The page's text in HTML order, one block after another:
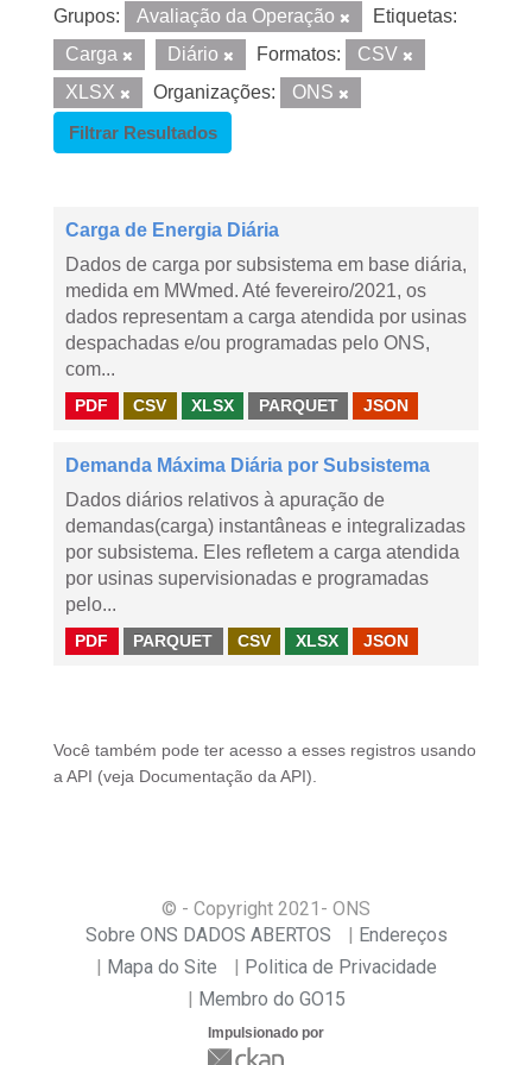
Grupos: Avaliação da Operação
Etiquetas:
Carga
Diário Formatos:
CSV
XLSX
Organizações:
ONS
Filtrar Resultados
Carga de Energia Diária
Dados de carga por subsistema em base diária,
medida em MWmed. Até fevereiro/2021, os
dados representam a carga atendida por usinas
despachadas e/ou programadas pelo ONS,
com...
PDF CSV XLSX PARQUET JSON
Demanda Máxima Diária por Subsistema
Dados diários relativos à apuração de
demandas(carga) instantâneas e integralizadas
por subsistema. Eles refletem a carga atendida
por usinas supervisionadas e programadas
pelo...
PDF PARQUET CSV XLSX JSON
Você também pode ter acesso a esses registros usando
a API (veja Documentação da API ).
© - Copyright 2021 - ONS
Sobre ONS DADOS ABERTOS
Endereços
Mapa do Site
Politica de Privacidade
Membro do GO15
Impulsionado por